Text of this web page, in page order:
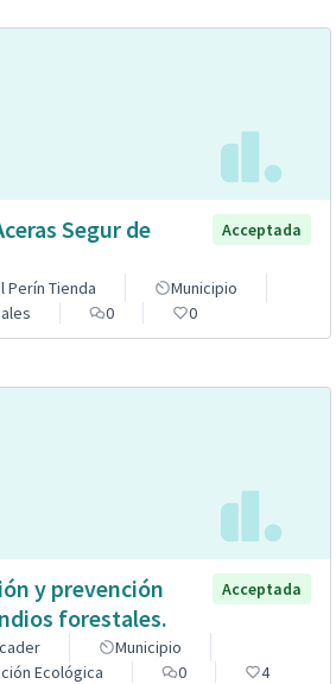
Segur de
Acceptada
Perín Tienda
Municipio
0 0
y prevención
forestales.
Acceptada
Municipio
Ecológica
0 4